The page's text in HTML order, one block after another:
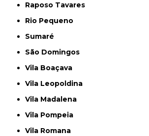
Raposo Tavares
Rio Pequeno
Sumaré
São Domingos
Vila Boaçava
Vila Leopoldina
Vila Madalena
Vila Pompeia
Vila Romana